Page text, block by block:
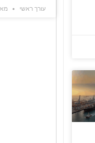
עורך ראשי
מאי 25,